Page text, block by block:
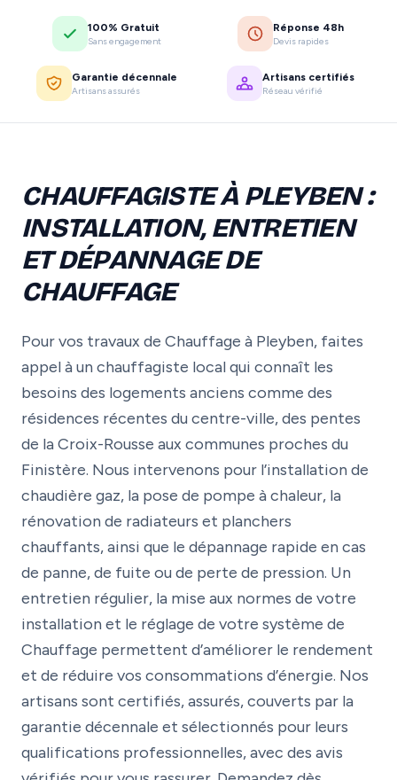
100% Gratuit
Sans engagement
Réponse 48h
Devis rapides
Garantie décennale
Artisans assurés
Artisans certifiés
Réseau vérifié
CHAUFFAGISTE À PLEYBEN :
INSTALLATION, ENTRETIEN
ET DÉPANNAGE DE
CHAUFFAGE
Pour vos travaux de Chauffage à Pleyben, faites
appel à un chauffagiste local qui connaît les
besoins des logements anciens comme des
résidences récentes du centre-ville, des pentes
de la Croix-Rousse aux communes proches du
Finistère. Nous intervenons pour l’installation de
chaudière gaz, la pose de pompe à chaleur, la
rénovation de radiateurs et planchers
chauffants, ainsi que le dépannage rapide en cas
de panne, de fuite ou de perte de pression. Un
entretien régulier, la mise aux normes de votre
installation et le réglage de votre système de
Chauffage permettent d’améliorer le rendement
et de réduire vos consommations d’énergie. Nos
artisans sont certifiés, assurés, couverts par la
garantie décennale et sélectionnés pour leurs
qualifications professionnelles, avec des avis